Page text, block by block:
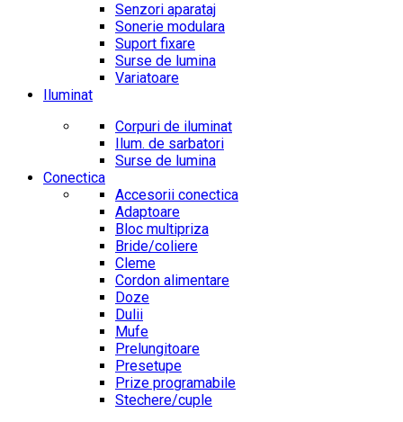
Senzori aparataj
Sonerie modulara
Suport fixare
Surse de lumina
Variatoare
Iluminat
Corpuri de iluminat
Ilum. de sarbatori
Surse de lumina
Conectica
Accesorii conectica
Adaptoare
Bloc multipriza
Bride/coliere
Cleme
Cordon alimentare
Doze
Dulii
Mufe
Prelungitoare
Presetupe
Prize programabile
Stechere/cuple